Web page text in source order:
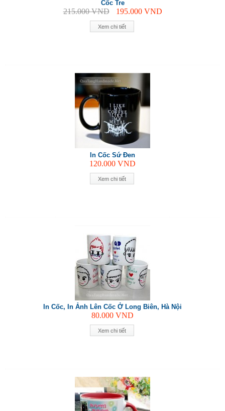
Xem chi tiết
Cốc Tre
215.000VND 195.000 VND
Xem chi tiết
In Cốc Sứ Đen
120.000 VND
Xem chi tiết
In Cốc, In Ảnh Lên Cốc Ở Long Biên, Hà Nội
80.000 VND